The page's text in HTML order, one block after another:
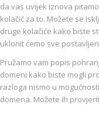
da vas uvijek iznova
kolačić za to. Možete se
druge kolačiće kako biste
uklonit ćemo sve
Pružamo vam popis
domeni kako biste mogli
razloga nismo u
domena. Možete ih